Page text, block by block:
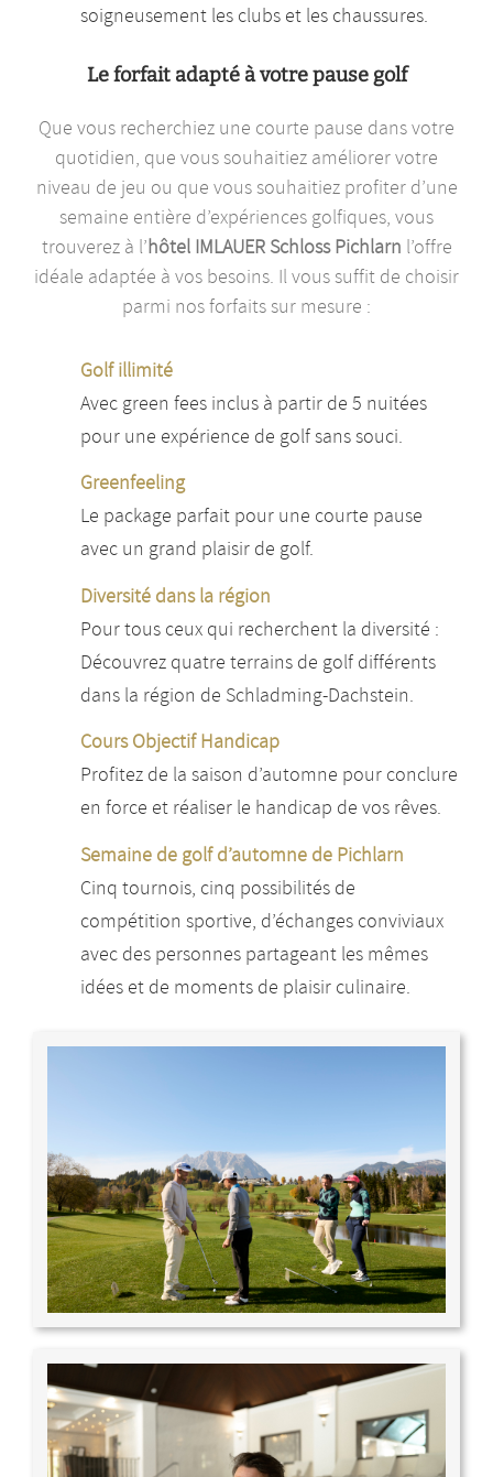
soigneusement les clubs et les chaussures.
Le forfait adapté à votre pause golf
Que vous recherchiez une courte pause dans votre
quotidien, que vous souhaitiez améliorer votre
niveau de jeu ou que vous souhaitiez profiter d’une
semaine entière d’expériences golfiques, vous
trouverez à l’hôtel IMLAUER Schloss Pichlarn l’offre
idéale adaptée à vos besoins. Il vous suffit de choisir
parmi nos forfaits sur mesure :
Golf illimité
Avec green fees inclus à partir de 5 nuitées
pour une expérience de golf sans souci.
Greenfeeling
Le package parfait pour une courte pause
avec un grand plaisir de golf.
Diversité dans la région
Pour tous ceux qui recherchent la diversité :
Découvrez quatre terrains de golf différents
dans la région de Schladming-Dachstein.
Cours Objectif Handicap
Profitez de la saison d’automne pour conclure
en force et réaliser le handicap de vos rêves.
Semaine de golf d’automne de Pichlarn
Cinq tournois, cinq possibilités de
compétition sportive, d’échanges conviviaux
avec des personnes partageant les mêmes
idées et de moments de plaisir culinaire.